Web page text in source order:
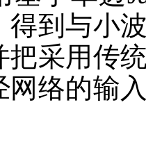
得到与小
把采用传
网络的输